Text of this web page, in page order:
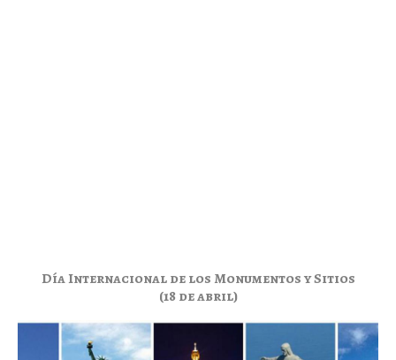
Día Internacional de los Monumentos y Sitios
(18 de abril)